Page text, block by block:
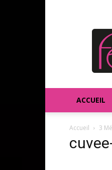
ACCUEIL
Accueil 3